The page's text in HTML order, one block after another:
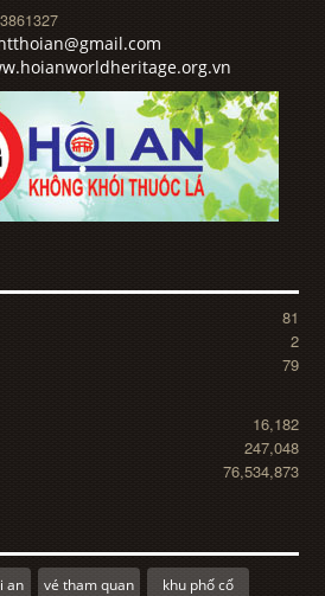
81
2
79
16,182
247,048
76,534,873
an vé tham quan khu phố cổ